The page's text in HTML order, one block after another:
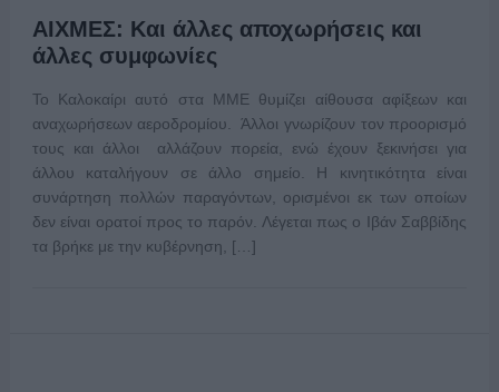
ΑΙΧΜΕΣ: Και άλλες αποχωρήσεις και
άλλες συμφωνίες
Το Καλοκαίρι αυτό στα ΜΜΕ θυμίζει αίθουσα αφίξεων και
αναχωρήσεων αεροδρομίου. Άλλοι γνωρίζουν τον προορισμό
τους και άλλοι αλλάζουν πορεία, ενώ έχουν ξεκινήσει για
άλλου καταλήγουν σε άλλο σημείο. Η κινητικότητα είναι
συνάρτηση πολλών παραγόντων, ορισμένοι εκ των οποίων
δεν είναι ορατοί προς το παρόν. Λέγεται πως ο Ιβάν Σαββίδης
τα βρήκε με την κυβέρνηση, […]